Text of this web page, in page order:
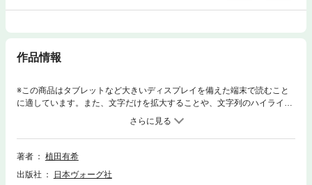
作品情報
※この商品はタブレットなど大きいディスプレイを備えた端末で読むこと
に適しています。また、文字だけを拡大することや、文字列のハイライ
ト、検索、辞書の参照、引用などの機能が使用できません。大好評『小さ
な子どもの褒められ服』の第2弾。80～120サイズのKidsアイテム16点、
姉妹・兄弟でおそろいにできる70～90サイズのベビー服3点、ママ服4
点、小物2点を掲載。基礎ページを充実させ、作り方は２色印刷にして、
く解説します。※付録型紙は、ご購入者に限り専用サイトから印刷用のPD
著者
植田有希
出版社
日本ヴォーグ社